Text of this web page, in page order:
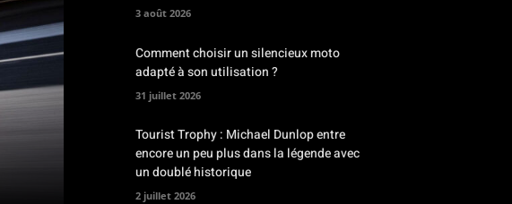
3 août 2026
Comment choisir un silencieux moto
adapté à son utilisation ?
31 juillet 2026
Tourist Trophy : Michael Dunlop entre
encore un peu plus dans la légende avec
un doublé historique
2 juillet 2026